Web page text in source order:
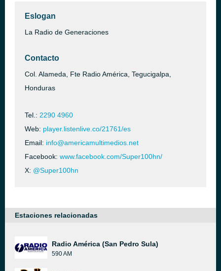
Eslogan
La Radio de Generaciones
Contacto
Col. Alameda, Fte Radio América, Tegucigalpa,
Honduras
Tel.: 2290 4960
Web: player.listenlive.co/21761/es
Email: info@americamultimedios.net
Facebook: www.facebook.com/Super100hn/
X: @Super100hn
Estaciones relacionadas
Radio América (San Pedro Sula)
590 AM